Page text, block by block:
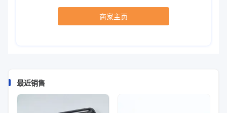
商家主页
最近销售